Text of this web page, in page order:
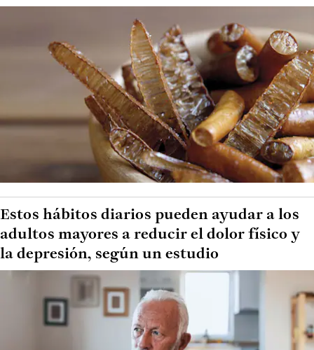
Estos hábitos diarios pueden ayudar a los
adultos mayores a reducir el dolor físico y
la depresión, según un estudio